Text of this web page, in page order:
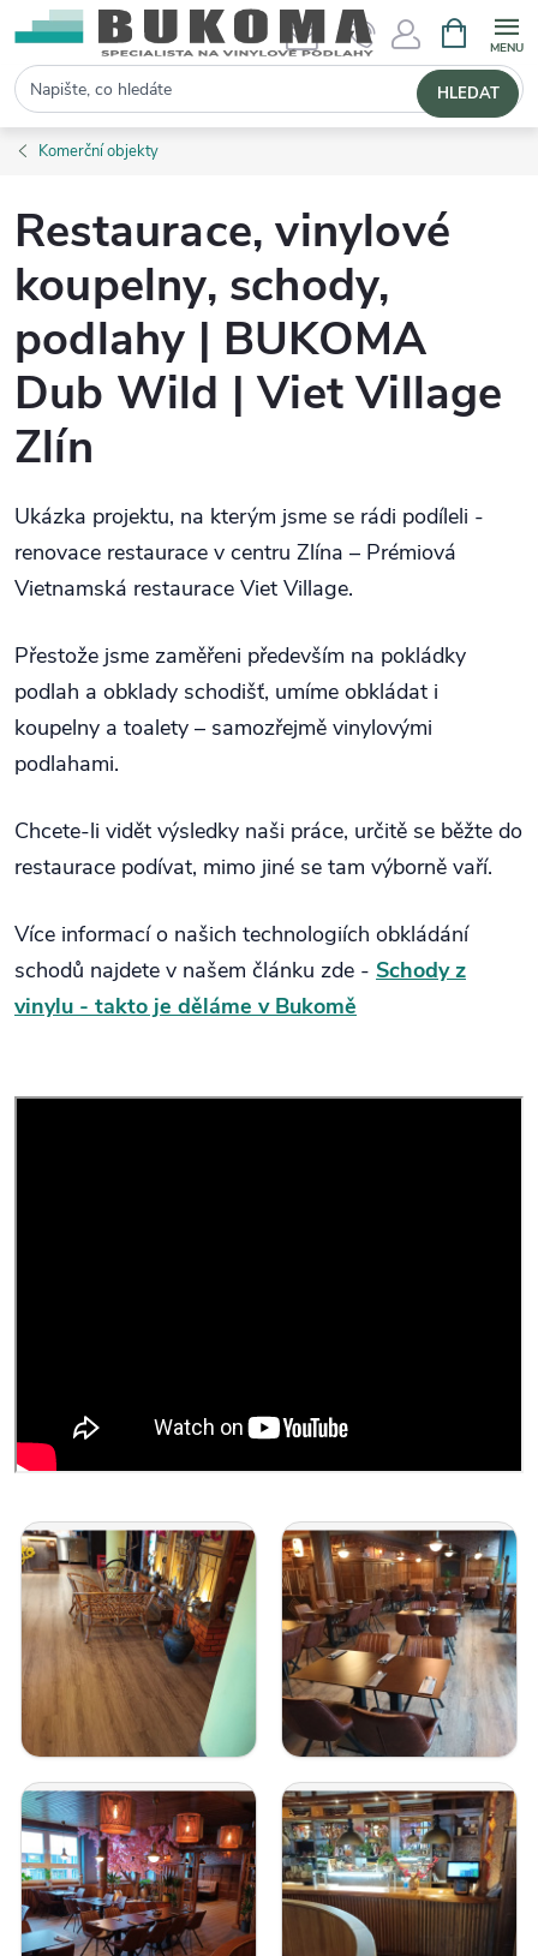
Hledat HLEDAT
Komerční objekty
Restaurace, vinylové
koupelny, schody,
podlahy | BUKOMA
Dub Wild | Viet Village
Zlín
Ukázka projektu, na kterým jsme se rádi podíleli -
renovace restaurace v centru Zlína – Prémiová
Vietnamská restaurace Viet Village.
Přestože jsme zaměřeni především na pokládky
podlah a obklady schodišť, umíme obkládat i
koupelny a toalety – samozřejmě vinylovými
podlahami.
Chcete-li vidět výsledky naši práce, určitě se běžte do
restaurace podívat, mimo jiné se tam výborně vaří.
Více informací o našich technologiích obkládání
schodů najdete v našem článku zde - Schody z
vinylu - takto je děláme v Bukomě